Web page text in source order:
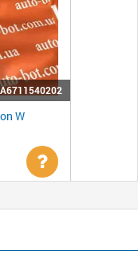
A6711540202
W
Уточнити
ціну